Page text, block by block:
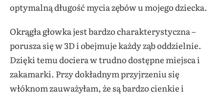
optymalną długość mycia zębów u mojego dziecka.
Okrągła głowka jest bardzo charakterystyczna –
porusza się w 3D i obejmuje każdy ząb oddzielnie.
Dzięki temu dociera w trudno dostępne miejsca i
zakamarki. Przy dokładnym przyjrzeniu się
włóknom zauważyłam, że są bardzo cienkie i